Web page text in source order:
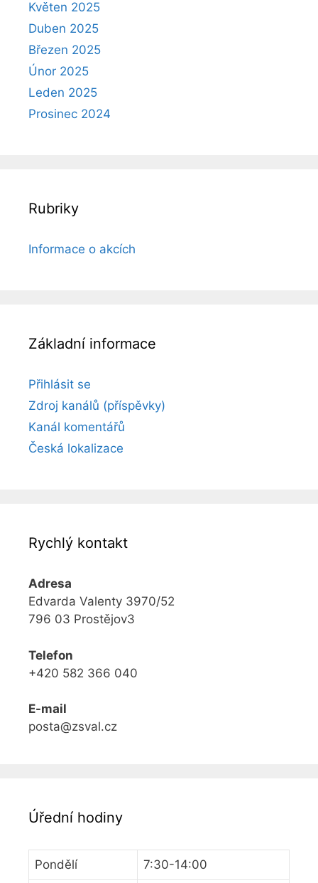
Květen 2025
Duben 2025
Březen 2025
Únor 2025
Leden 2025
Prosinec 2024
Rubriky
Informace o akcích
Základní informace
Přihlásit se
Zdroj kanálů (příspěvky)
Kanál komentářů
Česká lokalizace
Rychlý kontakt
Adresa
Edvarda Valenty 3970/52
796 03 Prostějov3
Telefon
+420 582 366 040
E-mail
posta@zsval.cz
Úřední hodiny
Pondělí 7:30-14:00